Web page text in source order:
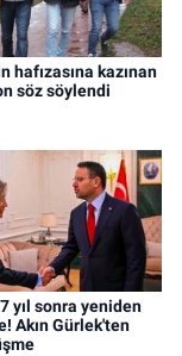
hafızasına kazınan
söz söylendi
yıl sonra yeniden
Akın Gürlek'ten